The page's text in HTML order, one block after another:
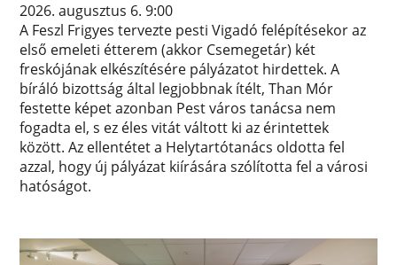
2026. augusztus 6. 9:00
A Feszl Frigyes tervezte pesti Vigadó felépítésekor az
első emeleti étterem (akkor Csemegetár) két
freskójának elkészítésére pályázatot hirdettek. A
bíráló bizottság által legjobbnak ítélt, Than Mór
festette képet azonban Pest város tanácsa nem
fogadta el, s ez éles vitát váltott ki az érintettek
között. Az ellentétet a Helytartótanács oldotta fel
azzal, hogy új pályázat kiírására szólította fel a városi
hatóságot.